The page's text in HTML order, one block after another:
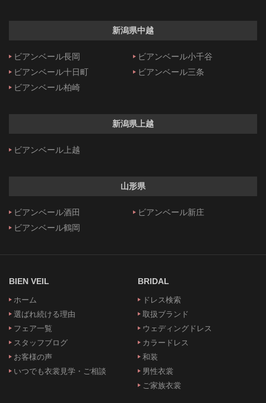
新潟県中越
ビアンベール長岡
ビアンベール小千谷
ビアンベール十日町
ビアンベール三条
ビアンベール柏崎
新潟県上越
ビアンベール上越
山形県
ビアンベール酒田
ビアンベール新庄
ビアンベール鶴岡
BIEN VEIL
ホーム
選ばれ続ける理由
フェア一覧
スタッフブログ
お客様の声
いつでも衣裳見学・ご相談
BRIDAL
ドレス検索
取扱ブランド
ウェディングドレス
カラードレス
和装
男性衣裳
ご家族衣裳